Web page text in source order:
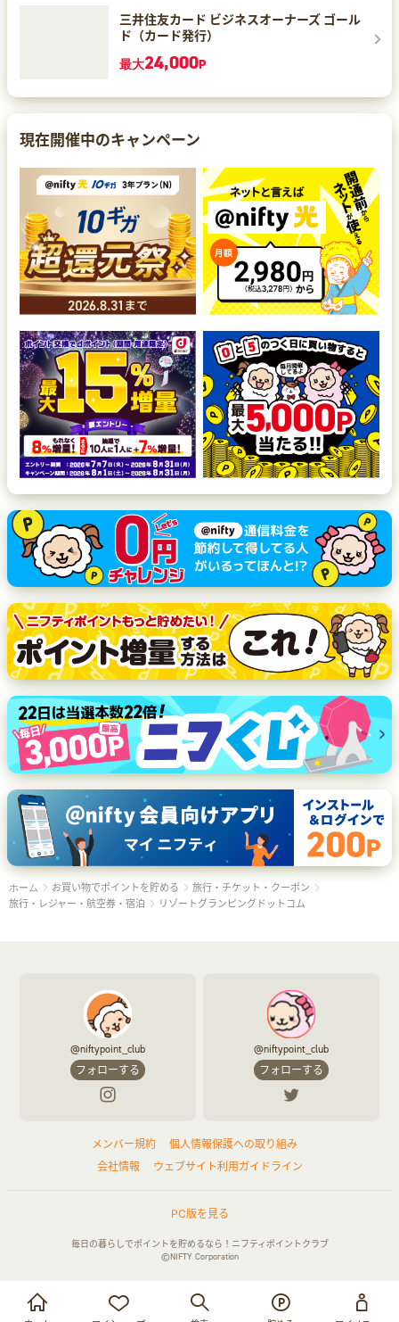
お買い物・サービス利用で貯める
三井住友カード ビジネスオーナーズ ゴール
ド（カード発行）
最大24,000P
現在開催中のキャンペーン
ホーム お買い物でポイントを貯める
旅行・チケット・クーポン
旅行・レジャー・航空券・宿泊
リゾートグランピングドットコム
@niftypoint_club
フォローする
@niftypoint_club
フォローする
メンバー規約
個人情報保護への取り組み
会社情報
ウェブサイト利用ガイドライン
PC版を見る
毎日の暮らしでポイントを貯めるなら！ニフティポイントクラブ
©NIFTY Corporation